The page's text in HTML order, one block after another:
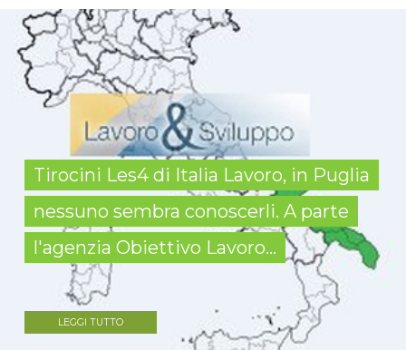
Tirocini Les4 di Italia Lavoro, in Puglia
nessuno sembra conoscerli. A parte
l'agenzia Obiettivo Lavoro...
LEGGI TUTTO